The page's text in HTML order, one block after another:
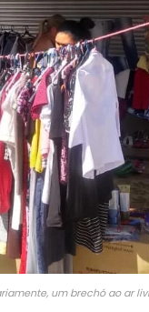
um brechó ao ar